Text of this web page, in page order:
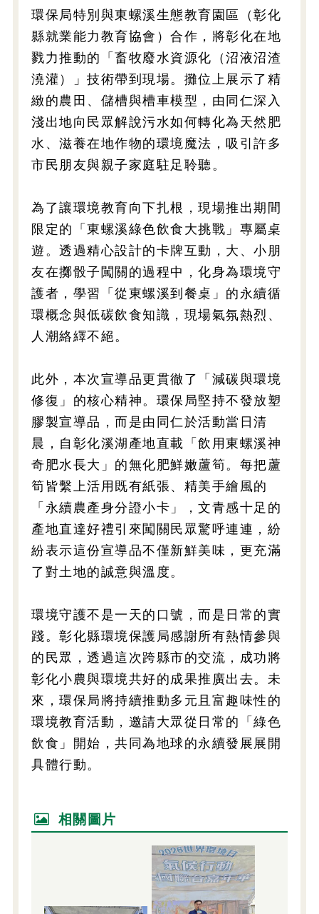
環保局特別與東螺溪生態教育園區（彰化
縣就業能力教育協會）合作，將彰化在地
戮力推動的「畜牧廢水資源化（沼液沼渣
澆灌）」技術帶到現場。攤位上展示了精
緻的農田、儲槽與槽車模型，由同仁深入
淺出地向民眾解說污水如何轉化為天然肥
水、滋養在地作物的環境魔法，吸引許多
市民朋友與親子家庭駐足聆聽。
為了讓環境教育向下扎根，現場推出期間
限定的「東螺溪綠色飲食大挑戰」專屬桌
遊。透過精心設計的卡牌互動，大、小朋
友在擲骰子闖關的過程中，化身為環境守
護者，學習「從東螺溪到餐桌」的永續循
環概念與低碳飲食知識，現場氣氛熱烈、
人潮絡繹不絕。
此外，本次宣導品更貫徹了「減碳與環境
修復」的核心精神。環保局堅持不發放塑
膠製宣導品，而是由同仁於活動當日清
晨，自彰化溪湖產地直載「飲用東螺溪神
奇肥水長大」的無化肥鮮嫩蘆筍。每把蘆
筍皆繫上活用既有紙張、精美手繪風的
「永續農產身分證小卡」，文青感十足的
產地直達好禮引來闖關民眾驚呼連連，紛
紛表示這份宣導品不僅新鮮美味，更充滿
了對土地的誠意與溫度。
環境守護不是一天的口號，而是日常的實
踐。彰化縣環境保護局感謝所有熱情參與
的民眾，透過這次跨縣市的交流，成功將
彰化小農與環境共好的成果推廣出去。未
來，環保局將持續推動多元且富趣味性的
環境教育活動，邀請大眾從日常的「綠色
飲食」開始，共同為地球的永續發展展開
具體行動。
相關圖片